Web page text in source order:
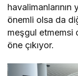
havalimanlarının
önemli olsa da
meşgul etmemsi
öne çıkıyor.